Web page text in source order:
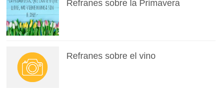
Refranes sobre la Primavera
Refranes sobre el vino